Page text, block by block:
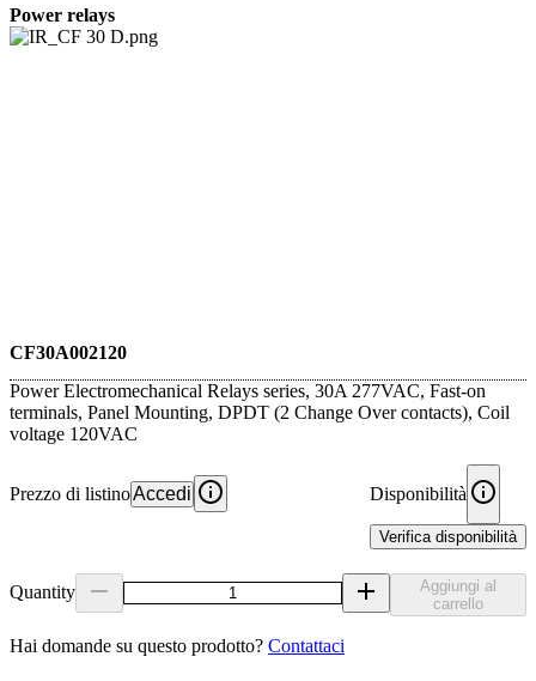
Power relays
CF30A002120
Power Electromechanical Relays series, 30A 277VAC, Fast-on
terminals, Panel Mounting, DPDT (2 Change Over contacts), Coil
voltage 120VAC
Prezzo di listinoAccedi Disponibilità
Verifica disponibilità
Quantity
Aggiungi al
carrello
Hai domande su questo prodotto? Contattaci